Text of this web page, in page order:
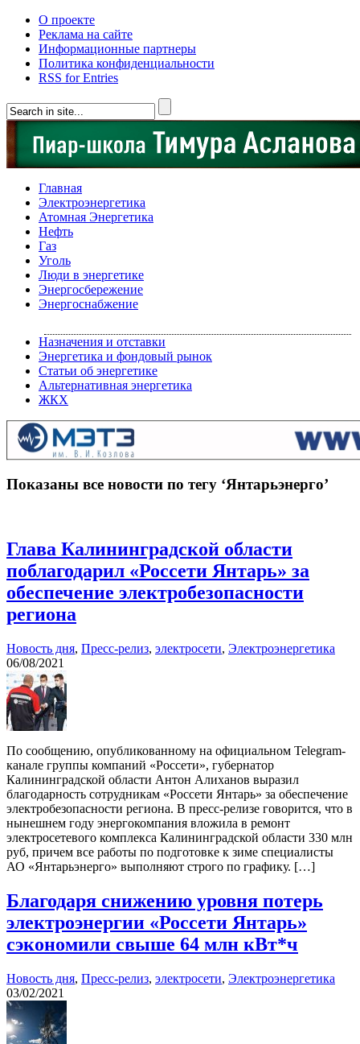
О проекте
Реклама на сайте
Информационные партнеры
Политика конфиденциальности
RSS for Entries
Главная
Электроэнергетика
Атомная Энергетика
Нефть
Газ
Уголь
Люди в энергетике
Энергосбережение
Энергоснабжение
Назначения и отставки
Энергетика и фондовый рынок
Статьи об энергетике
Альтернативная энергетика
ЖКХ
Показаны все новости по тегу ‘Янтарьэнерго’
Глава Калининградской области
поблагодарил «Россети Янтарь» за
обеспечение электробезопасности
региона
Новость дня, Пресс-релиз, электросети, Электроэнергетика
06/08/2021
По сообщению, опубликованному на официальном Telegram-
канале группы компаний «Россети», губернатор
Калининградской области Антон Алиханов выразил
благодарность сотрудникам «Россети Янтарь» за обеспечение
электробезопасности региона. В пресс-релизе говорится, что в
нынешнем году энергокомпания вложила в ремонт
электросетевого комплекса Калининградской области 330 млн
руб, причем все работы по подготовке к зиме специалисты
АО «Янтарьэнерго» выполняют строго по графику. […]
Благодаря снижению уровня потерь
электроэнергии «Россети Янтарь»
сэкономили свыше 64 млн кВт*ч
Новость дня, Пресс-релиз, электросети, Электроэнергетика
03/02/2021